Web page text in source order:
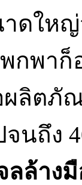
ดใหญ่
พาก็
ผลิต
นถึง
ลล้าง